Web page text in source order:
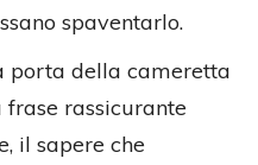
spaventarlo.
porta della cameretta
frase rassicurante
il sapere che